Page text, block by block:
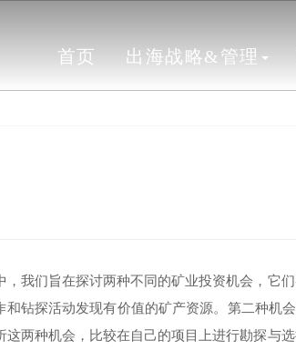
首页 出海战略&管理
我们旨在探讨两种不同的矿业投资机会，它
钻探活动发现有价值的矿产资源。第二种机
两种机会，比较在自己的项目上进行勘探与